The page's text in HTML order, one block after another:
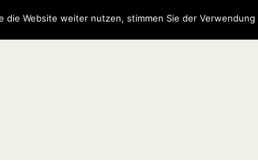
die Website weiter nutzen, stimmen Sie der Verwendung